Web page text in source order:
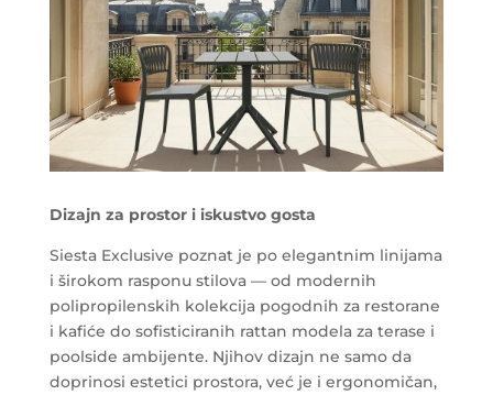
Dizajn za prostor i iskustvo gosta
Siesta Exclusive poznat je po elegantnim linijama
i širokom rasponu stilova — od modernih
polipropilenskih kolekcija pogodnih za restorane
i kafiće do sofisticiranih rattan modela za terase i
poolside ambijente. Njihov dizajn ne samo da
doprinosi estetici prostora, već je i ergonomičan,